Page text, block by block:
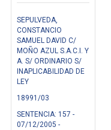
SEPULVEDA,
CONSTANCIO
SAMUEL DAVID C/
MOÑO AZUL S.A.C.I. Y
A. S/ ORDINARIO S/
INAPLICABILIDAD DE
LEY
18991/03
SENTENCIA: 157 -
07/12/2005 -